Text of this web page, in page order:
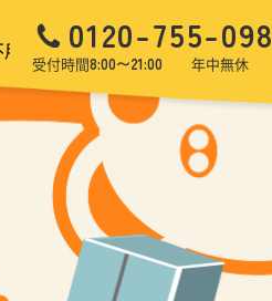
用品回収 生前・遺品整理
0120-755-098
受付時間8:00〜21:00 年中無休